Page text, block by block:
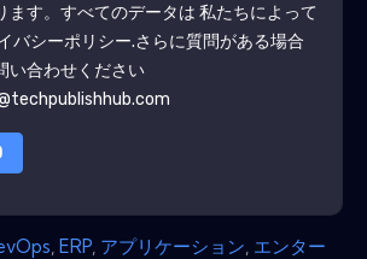
ます。すべてのデータは 私たちによって
バシーポリシー.さらに質問がある場合
い合わせください
ERP アプリケーション エンター